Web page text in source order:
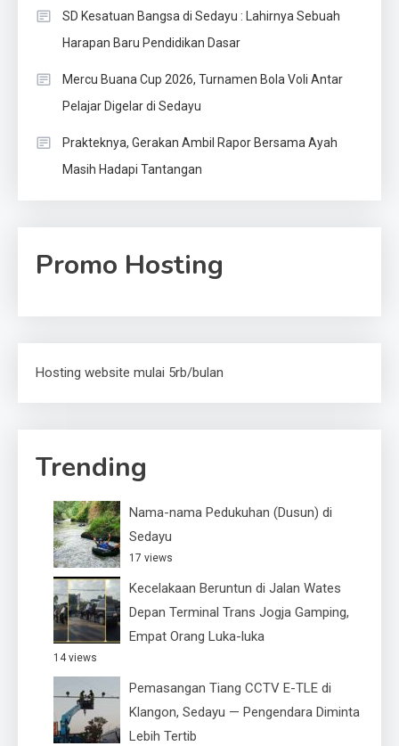
SD Kesatuan Bangsa di Sedayu : Lahirnya Sebuah
Harapan Baru Pendidikan Dasar
Mercu Buana Cup 2026, Turnamen Bola Voli Antar
Pelajar Digelar di Sedayu
Prakteknya, Gerakan Ambil Rapor Bersama Ayah
Masih Hadapi Tantangan
Promo Hosting
Hosting website mulai 5rb/bulan
Trending
Nama-nama Pedukuhan (Dusun) di
Sedayu
17 views
Kecelakaan Beruntun di Jalan Wates
Depan Terminal Trans Jogja Gamping,
Empat Orang Luka-luka
14 views
Pemasangan Tiang CCTV E-TLE di
Klangon, Sedayu — Pengendara Diminta
Lebih Tertib